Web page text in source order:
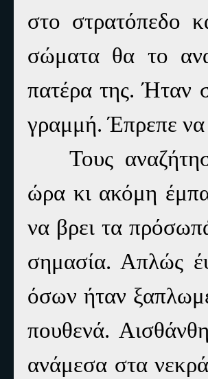
στο στρατόπεδο
σώματα θα το
πατέρα της. Ήταν
γραμμή. Έπρεπε να
Τους
ώρα κι ακόμη
να βρει τα
σημασία. Απλώς
όσων ήταν
πουθενά.
ανάμεσα στα